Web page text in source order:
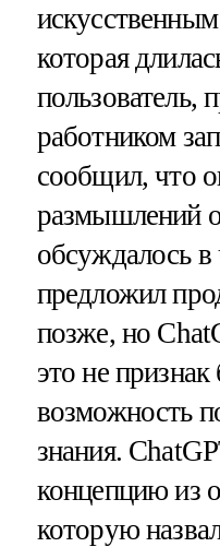
которая
пользователь,
работником
сообщил, что
размышлений
обсуждалось
предложил
позже, но
это не признак
возможность
знания.
концепцию из
которую